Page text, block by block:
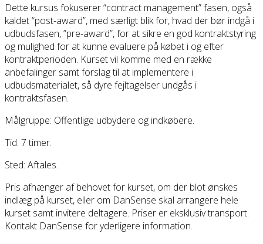
Dette kursus fokuserer “contract management” fasen, også
kaldet “post-award”, med særligt blik for, hvad der bør indgå i
udbudsfasen, ”pre-award”, for at sikre en god kontraktstyring
og mulighed for at kunne evaluere på købet i og efter
kontraktperioden. Kurset vil komme med en række
anbefalinger samt forslag til at implementere i
udbudsmaterialet, så dyre fejltagelser undgås i
kontraktsfasen.
Målgruppe: Offentlige udbydere og indkøbere.
Tid: 7 timer.
Sted: Aftales.
Pris afhænger af behovet for kurset, om der blot ønskes
indlæg på kurset, eller om DanSense skal arrangere hele
kurset samt invitere deltagere. Priser er eksklusiv transport.
Kontakt DanSense for yderligere information.